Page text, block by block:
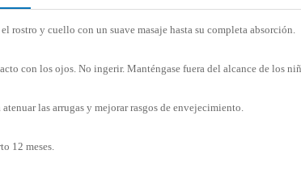
rostro y cuello con un suave masaje hasta su completa absorción.
con los ojos. No ingerir. Manténgase fuera del alcance de los
las arrugas y mejorar rasgos de envejecimiento.
12 meses.